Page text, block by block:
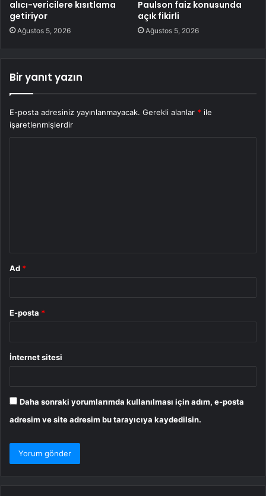
alıcı-vericilere kısıtlama
getiriyor
Ağustos 5, 2026
Paulson faiz konusunda
açık fikirli
Ağustos 5, 2026
Bir yanıt yazın
E-posta adresiniz yayınlanmayacak. Gerekli alanlar * ile
işaretlenmişlerdir
Ad *
E-posta *
İnternet sitesi
Daha sonraki yorumlarımda kullanılması için adım, e-posta
adresim ve site adresim bu tarayıcıya kaydedilsin.